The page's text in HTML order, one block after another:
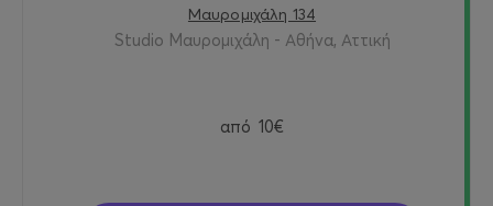
Μαυρομιχάλη 134
Studio Μαυρομιχάλη - Αθήνα, Αττική
από 10€